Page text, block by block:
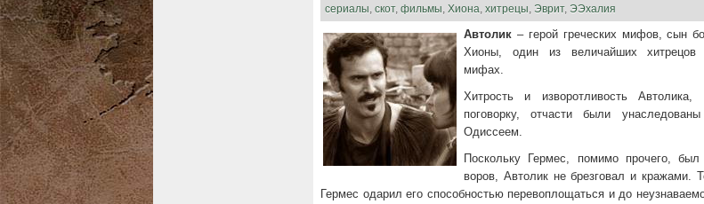
сериалы, скот, фильмы, Хиона, хитрецы, Эврит, ЭЭхалия
Автолик – герой греческих мифов, сын
Хионы, один из величайших хитрецов
мифах.
Хитрость и изворотливость
поговорку, отчасти были
Одиссеем.
Поскольку Гермес, помимо прочего, был
воров, Автолик не брезговал и кражами.
Гермес одарил его способностью перевоплощаться и до